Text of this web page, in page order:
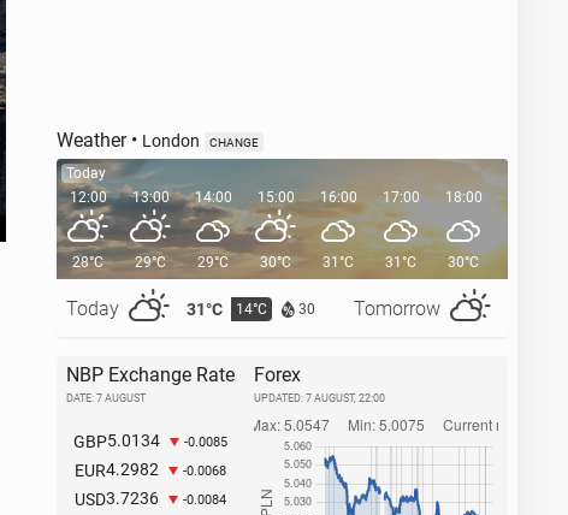
Weather• London CHANGE
Today
12:00
28°C
Today 31°C 14°C 30 Tomorrow
13:00
29°C
14:00
29°C
15:00
30°C
16:00
31°C
17:00
31°C
18:00
30°C
19:00
NBP Exchange Rate
DATE: 7 AUGUST
GBP5.0134 -0.0085
EUR4.2982 -0.0068
USD3.7236 -0.0084
Forex
UPDATED: 7 AUGUST, 22:00